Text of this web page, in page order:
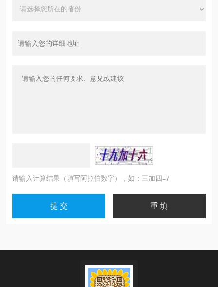
请输入计算结果（填写阿拉伯数字），如：三加四=7